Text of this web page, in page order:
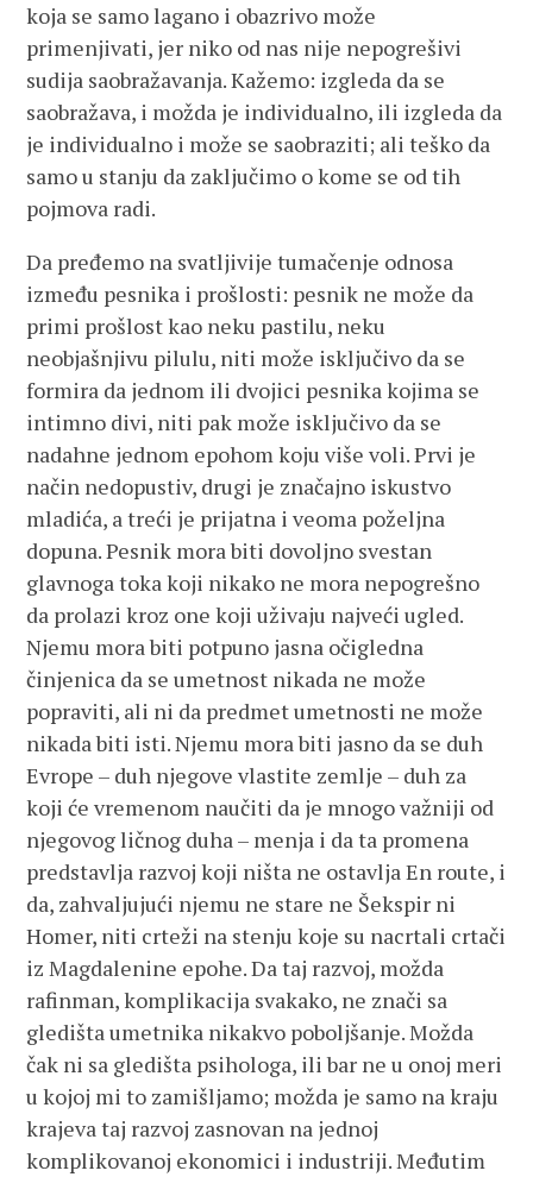
koja se samo lagano i obazrivo može
primenjivati, jer niko od nas nije nepogrešivi
sudija saobražavanja. Kažemo: izgleda da se
saobražava, i možda je individualno, ili izgleda da
je individualno i može se saobraziti; ali teško da
samo u stanju da zaključimo o kome se od tih
pojmova radi.
Da pređemo na svatljivije tumačenje odnosa
između pesnika i prošlosti: pesnik ne može da
primi prošlost kao neku pastilu, neku
neobjašnjivu pilulu, niti može isključivo da se
formira da jednom ili dvojici pesnika kojima se
intimno divi, niti pak može isključivo da se
nadahne jednom epohom koju više voli. Prvi je
način nedopustiv, drugi je značajno iskustvo
mladića, a treći je prijatna i veoma poželjna
dopuna. Pesnik mora biti dovoljno svestan
glavnoga toka koji nikako ne mora nepogrešno
da prolazi kroz one koji uživaju najveći ugled.
Njemu mora biti potpuno jasna očigledna
činjenica da se umetnost nikada ne može
popraviti, ali ni da predmet umetnosti ne može
nikada biti isti. Njemu mora biti jasno da se duh
Evrope – duh njegove vlastite zemlje – duh za
koji će vremenom naučiti da je mnogo važniji od
njegovog ličnog duha – menja i da ta promena
predstavlja razvoj koji ništa ne ostavlja En route, i
da, zahvaljujući njemu ne stare ne Šekspir ni
Homer, niti crteži na stenju koje su nacrtali crtači
iz Magdalenine epohe. Da taj razvoj, možda
rafinman, komplikacija svakako, ne znači sa
gledišta umetnika nikakvo poboljšanje. Možda
čak ni sa gledišta psihologa, ili bar ne u onoj meri
u kojoj mi to zamišljamo; možda je samo na kraju
krajeva taj razvoj zasnovan na jednoj
komplikovanoj ekonomici i industriji. Međutim